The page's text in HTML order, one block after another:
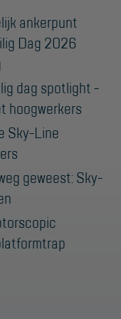
ankerpunt
Dag 2026
dag spotlight -
hoogwerkers
Sky-Line
geweest: Sky-